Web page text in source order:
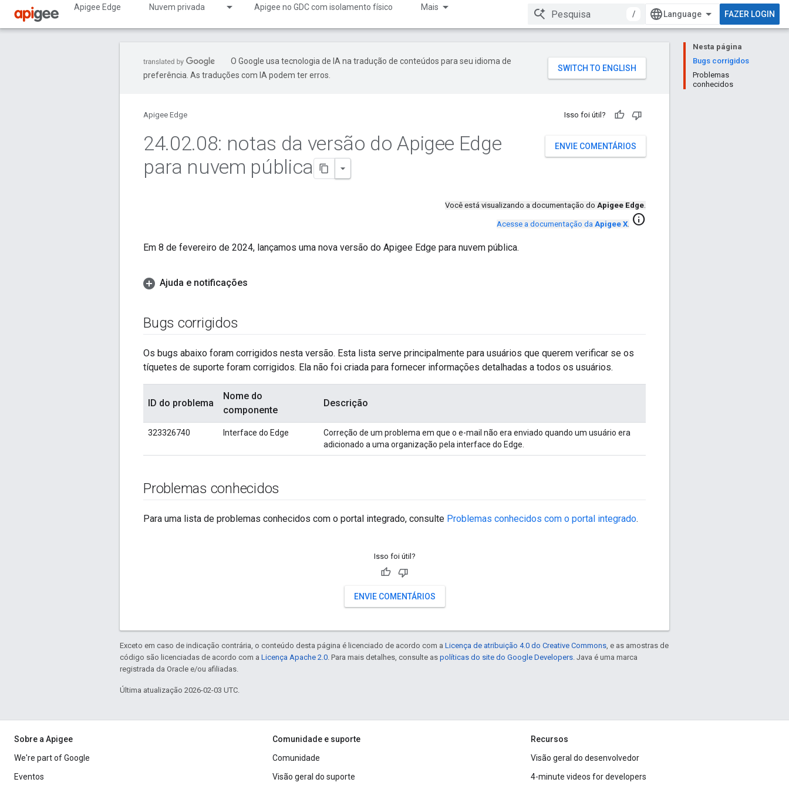
Apigee Edge Nuvem privada Apigee no GDC com isolamento físico Mais
/ FAZER LOGIN
Nesta página
Bugs corrigidos
Problemas
conhecidos
O Google usa tecnologia de IA na tradução de conteúdos para seu idioma de
preferência. As traduções com IA podem ter erros.
Apigee Edge Isso foi útil?
ENVIE COMENTÁRIOS
24.02.08: notas da versão do Apigee Edge
para nuvem pública
Você está visualizando a documentação do Apigee Edge.
Acesse a documentação da Apigee X. info
Em 8 de fevereiro de 2024, lançamos uma nova versão do Apigee Edge para nuvem pública.
Ajuda e notificações
Bugs corrigidos
Os bugs abaixo foram corrigidos nesta versão. Esta lista serve principalmente para usuários que querem verificar se os
tíquetes de suporte foram corrigidos. Ela não foi criada para fornecer informações detalhadas a todos os usuários.
ID do problema
Nome do
componente
Descrição
323326740 Interface do Edge
Correção de um problema em que o e-mail não era enviado quando um usuário era
adicionado a uma organização pela interface do Edge.
Problemas conhecidos
Para uma lista de problemas conhecidos com o portal integrado, consulte Problemas conhecidos com o portal integrado.
Isso foi útil?
ENVIE COMENTÁRIOS
Exceto em caso de indicação contrária, o conteúdo desta página é licenciado de acordo com a Licença de atribuição 4.0 do Creative Commons, e as amostras de
código são licenciadas de acordo com a Licença Apache 2.0. Para mais detalhes, consulte as políticas do site do Google Developers. Java é uma marca
registrada da Oracle e/ou afiliadas.
Última atualização 2026-02-03 UTC.
Sobre a Apigee
We're part of Google
Eventos
Comunidade e suporte
Comunidade
Visão geral do suporte
Recursos
Visão geral do desenvolvedor
4-minute videos for developers